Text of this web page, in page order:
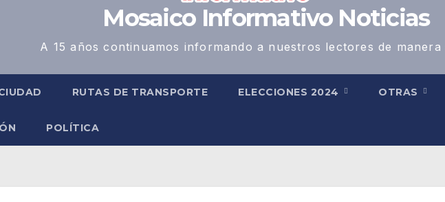
Mosaico Informativo Noticias
A 15 años continuamos informando a nuestros lectores de manera
RUTAS DE TRANSPORTE ELECCIONES 2024 OTRAS
POLÍTICA